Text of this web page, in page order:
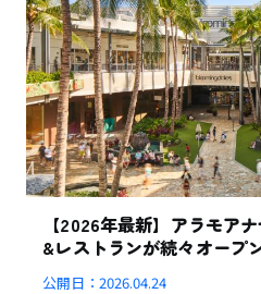
【2026年最新】アラモア
&レストランが続々オープ
公開日：2026.04.24